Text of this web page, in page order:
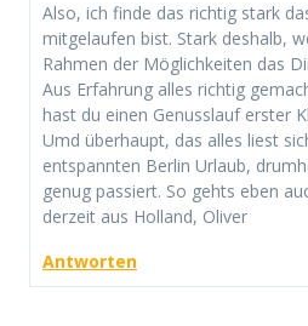
Also, ich finde das richtig stark
mitgelaufen bist. Stark deshalb,
Rahmen der Möglichkeiten das
Aus Erfahrung alles richtig
hast du einen Genusslauf erster
Umd überhaupt, das alles liest
entspannten Berlin Urlaub,
genug passiert. So gehts eben
derzeit aus Holland, Oliver
Antworten